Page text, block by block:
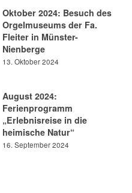
Oktober 2024: Besuch des
Orgelmuseums der Fa.
Fleiter in Münster-
Nienberge
13. Oktober 2024
August 2024:
Ferienprogramm
„Erlebnisreise in die
heimische Natur“
16. September 2024